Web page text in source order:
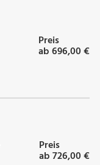
Preis
ab 696,00 €
Preis
ab 726,00 €